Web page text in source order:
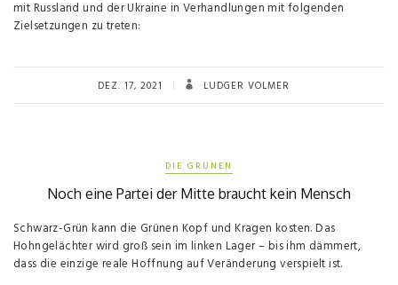
mit Russland und der Ukraine in Verhandlungen mit folgenden
Zielsetzungen zu treten:
DEZ. 17, 2021 LUDGER VOLMER
DIE GRÜNEN
Noch eine Partei der Mitte braucht kein Mensch
Schwarz-Grün kann die Grünen Kopf und Kragen kosten. Das
Hohngelächter wird groß sein im linken Lager – bis ihm dämmert,
dass die einzige reale Hoffnung auf Veränderung verspielt ist.